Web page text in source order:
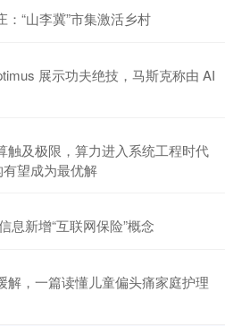
“山李冀”市集激活乡村
展示功夫绝技，马斯克称由 AI
触及极限，算力进入系统工程时代
望成为最优解
息新增“互联网保险”概念
解，一篇读懂儿童偏头痛家庭护理